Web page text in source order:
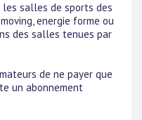
les salles de sports des
energie forme ou
des salles tenues par
de ne payer que
un abonnement